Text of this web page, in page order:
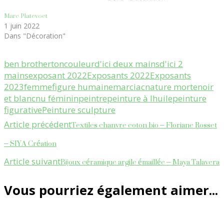
Marc Platevoet
1 juin 2022
Dans "Décoration"
ben brothertoncouleurd'ici deux mainsd'ici 2
mainsexposant 2022Exposants 2022Exposants
2023femmefigure humainemarciacnature mortenoir
et blancnu fémininpeintrepeinture à lhuilepeinture
figurativePeinture sculpture
Navigation
d'article
Article précédentTextiles chanvre coton bio – Floriane Rosset
– SIYA Création
Article suivantBijoux céramique argile émaillée – Maya Talavera
Vous pourriez également aimer...